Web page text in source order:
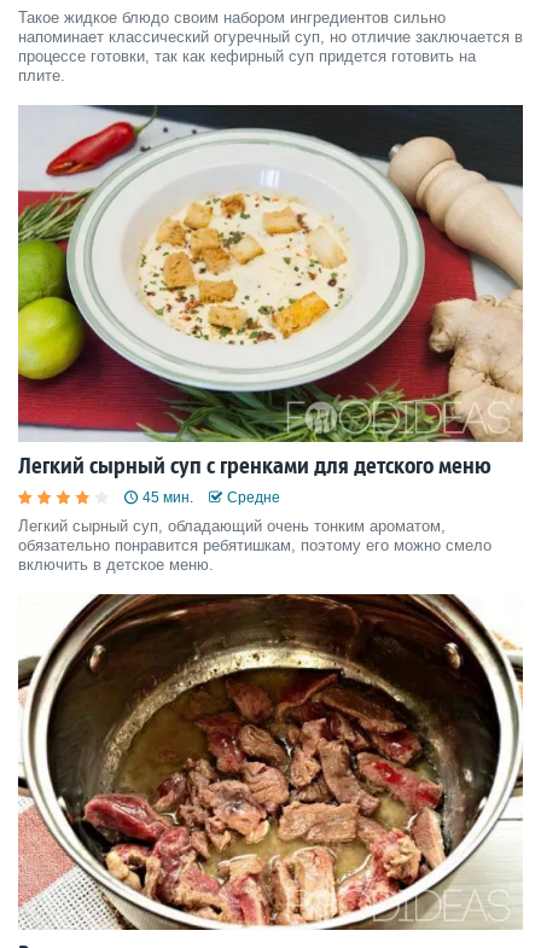
Такое жидкое блюдо своим набором ингредиентов сильно
напоминает классический огуречный суп, но отличие заключается в
процессе готовки, так как кефирный суп придется готовить на
плите.
Легкий сырный суп с гренками для детского меню
45 мин. Средне
Легкий сырный суп, обладающий очень тонким ароматом,
обязательно понравится ребятишкам, поэтому его можно смело
включить в детское меню.